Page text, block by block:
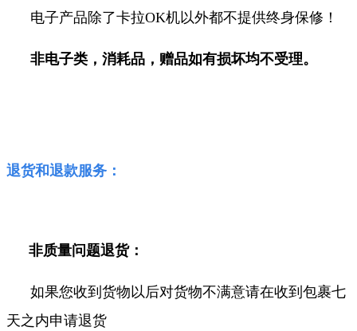
电子产品除了卡拉OK机以外都不提供终身保修！
非电子类，消耗品，赠品如有损坏均不受理。
退货和退款服务：
非质量问题退货：
如果您收到货物以后对货物不满意请在收到包裹七
天之内申请退货